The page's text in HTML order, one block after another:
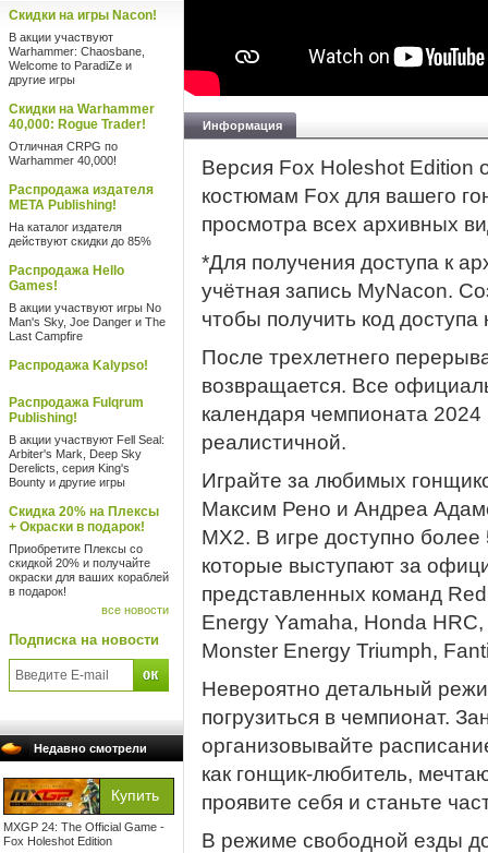
Скидки на игры Nacon!
В акции участвуют
Warhammer: Chaosbane,
Welcome to ParadiZe и
другие игры
Скидки на Warhammer
40,000: Rogue Trader!
Отличная CRPG по
Warhammer 40,000!
Распродажа издателя
META Publishing!
На каталог издателя
действуют скидки до 85%
Распродажа Hello
Games!
В акции участвуют игры No
Man's Sky, Joe Danger и The
Last Campfire
Распродажа Kalypso!
Распродажа Fulqrum
Publishing!
В акции участвуют Fell Seal:
Arbiter's Mark, Deep Sky
Derelicts, серия King's
Bounty и другие игры
Скидка 20% на Плексы
+ Окраски в подарок!
Приобретите Плексы со
скидкой 20% и получайте
окраски для ваших кораблей
в подарок!
все новости
Подписка на новости
Недавно смотрели
MXGP 24: The Official Game -
Fox Holeshot Edition
Информация
Версия Fox Holeshot Edition
костюмам Fox для вашего
просмотра всех архивных
*Для получения доступа к
учётная запись MyNacon.
чтобы получить код доступа
После трехлетнего
возвращается. Все
календаря чемпионата
реалистичной.
Играйте за любимых
Максим Рено и Андреа
MX2. В игре доступно
которые выступают за
представленных команд
Energy Yamaha, Honda
Monster Energy Triumph,
Невероятно детальный
погрузиться в чемпионат.
организовывайте
как гонщик-любитель,
проявите себя и станьте
В режиме свободной езды